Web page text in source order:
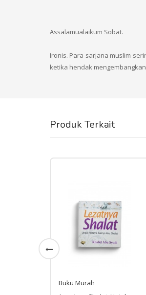
Assalamualaikum Sobat.
Ironis. Para sarjana muslim
ketika hendak
Produk Terkait
Buku Murah